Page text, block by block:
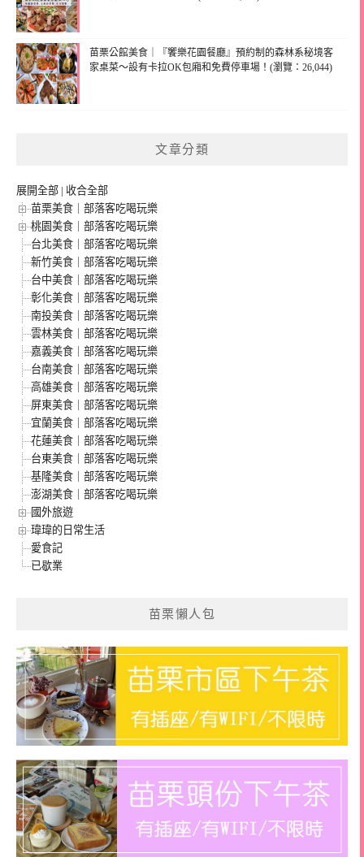
苗栗公館美食｜『饗樂花園餐廳』預約制的森林系秘境客
家桌菜～設有卡拉OK包廂和免費停車場！(瀏覽：26,044)
文章分類
展開全部 | 收合全部
苗栗美食｜部落客吃喝玩樂
桃園美食｜部落客吃喝玩樂
台北美食｜部落客吃喝玩樂
新竹美食｜部落客吃喝玩樂
台中美食｜部落客吃喝玩樂
彰化美食｜部落客吃喝玩樂
南投美食｜部落客吃喝玩樂
雲林美食｜部落客吃喝玩樂
嘉義美食｜部落客吃喝玩樂
台南美食｜部落客吃喝玩樂
高雄美食｜部落客吃喝玩樂
屏東美食｜部落客吃喝玩樂
宜蘭美食｜部落客吃喝玩樂
花蓮美食｜部落客吃喝玩樂
台東美食｜部落客吃喝玩樂
基隆美食｜部落客吃喝玩樂
澎湖美食｜部落客吃喝玩樂
國外旅遊
瑋瑋的日常生活
愛食記
已歇業
苗栗懶人包